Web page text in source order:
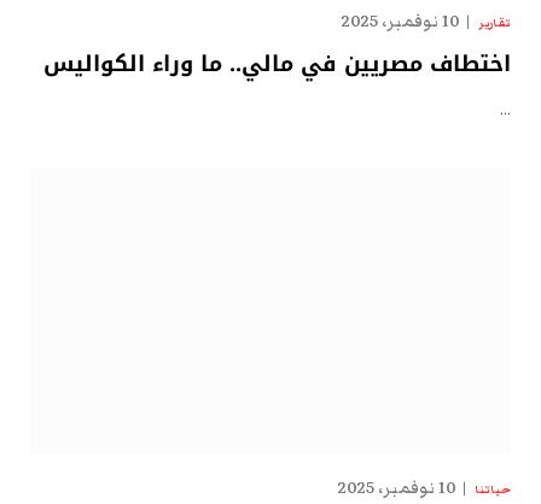
تقارير 10 نوفمبر، 2025
اختطاف مصريين في مالي.. ما وراء الكواليس
…
حياتنا 10 نوفمبر، 2025